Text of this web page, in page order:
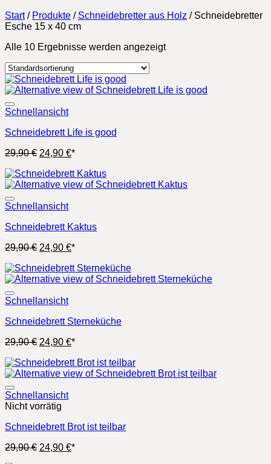
Start / Produkte / Schneidebretter aus Holz /Schneidebretter
Esche 15 x 40 cm
Alle 10 Ergebnisse werden angezeigt
Schnellansicht
Schneidebrett Life is good
29,90€ Ursprünglicher
war:
29,90 €
24,90 €Aktueller
ist:
24,90 €.
*
Schnellansicht
Schneidebrett Kaktus
29,90€ Ursprünglicher
war:
29,90 €
24,90 €Aktueller
ist:
24,90 €.
*
Schnellansicht
Schneidebrett Sterneküche
29,90€ Ursprünglicher
war:
29,90 €
24,90 €Aktueller
ist:
24,90 €.
*
Schnellansicht
Nicht vorrätig
Schneidebrett Brot ist teilbar
29,90€ Ursprünglicher
24,90 €Aktueller
*